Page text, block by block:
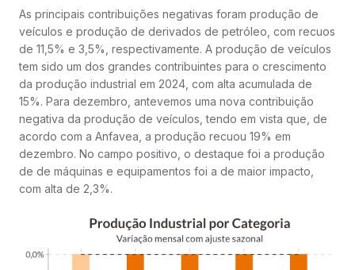
As principais contribuições negativas foram produção de
veículos e produção de derivados de petróleo, com recuos
de 11,5% e 3,5%, respectivamente. A produção de veículos
tem sido um dos grandes contribuintes para o crescimento
da produção industrial em 2024, com alta acumulada de
15%. Para dezembro, antevemos uma nova contribuição
negativa da produção de veículos, tendo em vista que, de
acordo com a Anfavea, a produção recuou 19% em
dezembro. No campo positivo, o destaque foi a produção
de de máquinas e equipamentos foi a de maior impacto,
com alta de 2,3%.